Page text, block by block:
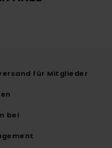
für Mitglieder
bei